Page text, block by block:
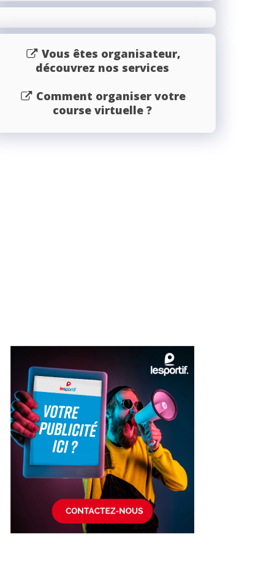
Vous êtes organisateur,
découvrez nos services
Comment organiser votre
course virtuelle ?